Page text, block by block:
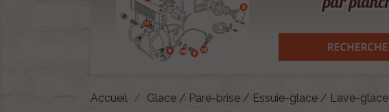
Accueil Glace / Pare-brise / Essuie-glace / Lave-glace